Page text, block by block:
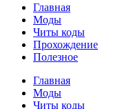
Главная
Моды
Читы коды
Прохождение
Полезное
Главная
Моды
Читы коды